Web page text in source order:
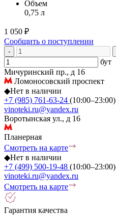
Объем
0,75 л
1 050 ₽
Сообщить о поступлении
-
бут
Мичуринский пр., д 16
Ломоносовский проспект
◆Нет в наличии
+7 (985) 761-63-24 (10:00–23:00)
vinoteki.ru@yandex.ru
Воротынская ул., д 16
Планерная
Смотреть на карте
◆Нет в наличии
+7 (499) 500-19-48 (10:00–23:00)
vinoteki.ru@yandex.ru
Смотреть на карте
Гарантия качества